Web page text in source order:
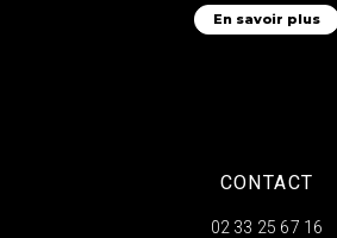
En savoir plus
CONTACT
02 33 25 67 16